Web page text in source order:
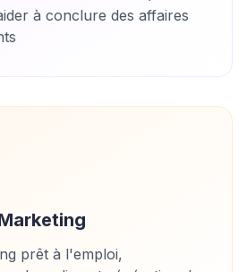
à conclure des affaires
prêt à l'emploi,